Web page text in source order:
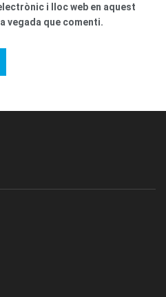
i lloc web en aquest
vegada que comenti.